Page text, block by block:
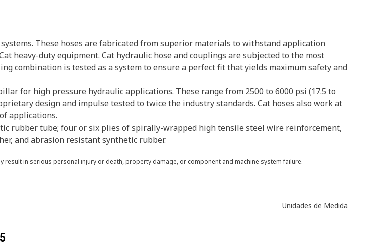
These hoses are fabricated from superior materials to withstand application
heavy-duty equipment. Cat hydraulic hose and couplings are subjected to the most
combination is tested as a system to ensure a perfect fit that yields maximum safety and
for high pressure hydraulic applications. These range from 2500 to 6000 psi (17.5 to
design and impulse tested to twice the industry standards. Cat hoses also work at
applications.
rubber tube; four or six plies of spirally-wrapped high tensile steel wire reinforcement,
and abrasion resistant synthetic rubber.
in serious personal injury or death, property damage, or component and machine system failure.
Unidades de Medida